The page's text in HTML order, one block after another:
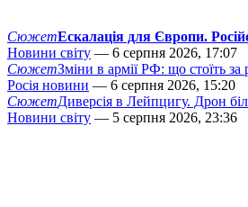
СюжетЕскалація для Європи.
Новини світу — 6 серпня 2026, 17:07
СюжетЗміни в армії РФ: що стоїть
Росія новини — 6 серпня 2026, 15:20
СюжетДиверсія в Лейпцигу. Дрон
Новини світу — 5 серпня 2026, 23:36